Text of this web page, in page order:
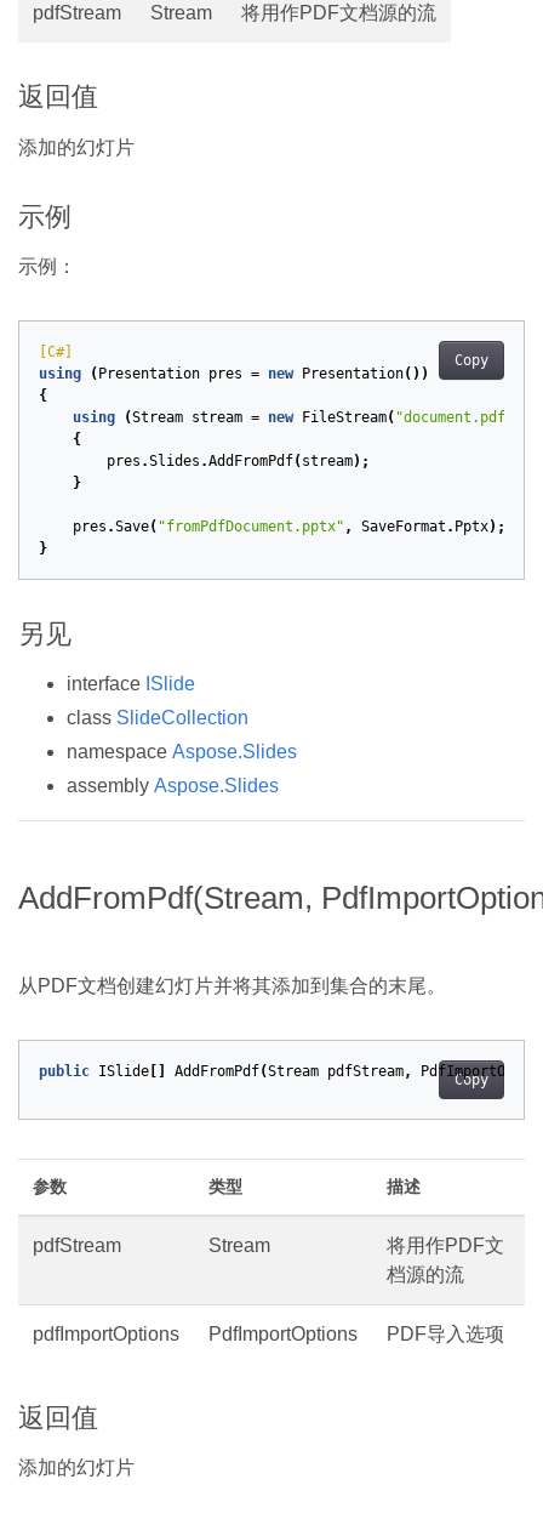
pdfStream Stream 将用作PDF文档源的流
返回值
添加的幻灯片
示例
示例：
Copy
[C#]
using
(Presentation pres = new Presentation())
{
using
(Stream stream = new FileStream( "document.pdf"
{
pres .Slides .AddFromPdf(stream);
}
pres .Save( "fromPdfDocument.pptx" , SaveFormat . Pptx);
}
另见
interface ISlide
class SlideCollection
namespace Aspose.Slides
assembly Aspose.Slides
AddFromPdf(Stream,
从PDF文档创建幻灯片并将其添加到集合的末尾。
Copy
public ISlide [] AddFromPdf(Stream pdfStream,
参数 类型 描述
pdfStream Stream
将用作PDF文
档源的流
pdfImportOptions PdfImportOptions PDF导入选项
返回值
添加的幻灯片